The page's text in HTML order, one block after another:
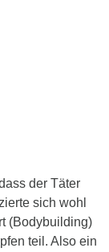
der Täter
sich wohl
(Bodybuilding)
teil. Also ein